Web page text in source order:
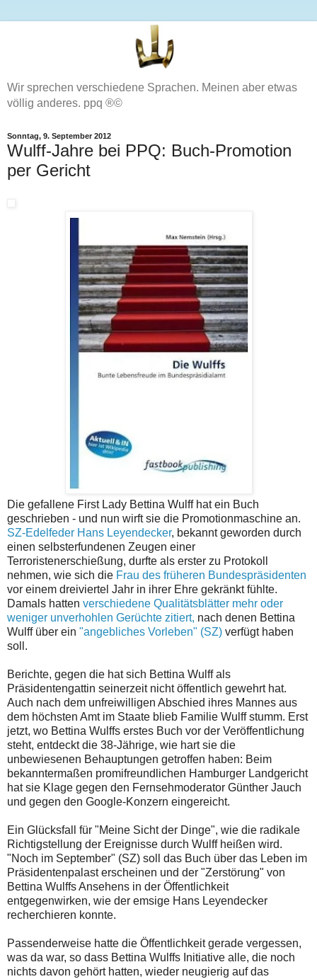
Wir sprechen verschiedene Sprachen. Meinen aber etwas
völlig anderes. ppq ®©
Sonntag, 9. September 2012
Wulff-Jahre bei PPQ: Buch-Promotion
per Gericht
Die gefallene First Lady Bettina Wulff hat ein Buch
geschrieben - und nun wirft sie die Promotionmaschine an.
SZ-Edelfeder Hans Leyendecker, bekannt geworden durch
einen selbsterfundenen Zeugen einer
Terroristenerschießung, durfte als erster zu Protokoll
nehmen, wie sich die Frau des früheren Bundespräsidenten
vor einem dreiviertel Jahr in ihrer Ehre gekränkt fühlte.
Damals hatten verschiedene Qualitätsblätter mehr oder
weniger unverhohlen Gerüchte zitiert, nach denen Bettina
Wulff über ein "angebliches Vorleben" (SZ) verfügt haben
soll.
Berichte, gegen die hat sich Bettina Wulff als
Präsidentengattin seinerzeit nicht öffentlich gewehrt hat.
Auch nach dem unfreiwilligen Abschied ihres Mannes aus
dem höchsten Amt im Staate blieb Familie Wulff stumm. Erst
jetzt, wo Bettina Wulffs erstes Buch vor der Veröffentlichung
steht, entdeckt die 38-Jährige, wie hart sie die
unbewiesenen Behauptungen getroffen haben: Beim
bekanntermaßen promifreundlichen Hamburger Landgericht
hat sie Klage gegen den Fernsehmoderator Günther Jauch
und gegen den Google-Konzern eingereicht.
Ein Glücksfall für "Meine Sicht der Dinge", wie die radikale
Richtigstellung der Ereignisse durch Wulff heißen wird.
"Noch im September" (SZ) soll das Buch über das Leben im
Präsidentenpalast erscheinen und der "Zerstörung" von
Bettina Wulffs Ansehens in der Öffentlichkeit
entgegenwirken, wie der emsige Hans Leyendecker
recherchieren konnte.
Passenderweise hatte die Öffentlichkeit gerade vergessen,
was da war, so dass Bettina Wulffs Initiative alle, die noch
nichts davon gehört hatten, wieder neugierig auf das